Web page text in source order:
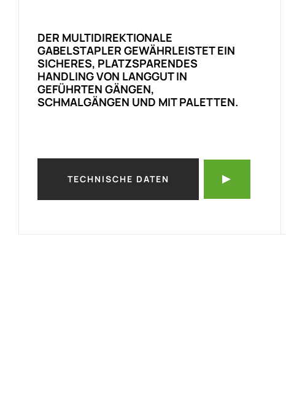
DER MULTIDIREKTIONALE
GABELSTAPLER GEWÄHRLEISTET EIN
SICHERES, PLATZSPARENDES
HANDLING VON LANGGUT IN
GEFÜHRTEN GÄNGEN,
SCHMALGÄNGEN UND MIT PALETTEN.
TECHNISCHE DATEN